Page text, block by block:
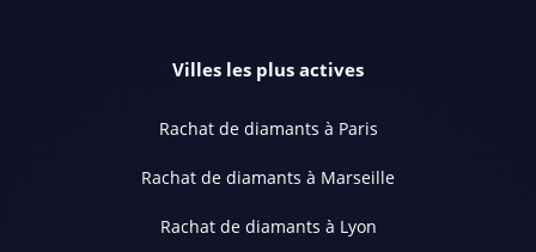
Villes les plus actives
Rachat de diamants à Paris
Rachat de diamants à Marseille
Rachat de diamants à Lyon